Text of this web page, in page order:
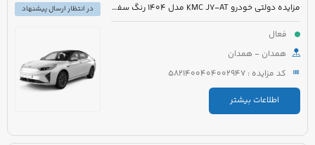
مزایده دولتی خودرو KMC J7-AT مدل 1404 رنگ سفید
فعال
همدان - همدان
کد مزایده : 5821400404002947
اطلاعات بیشتر
در انتظار ارسال پیشنهاد